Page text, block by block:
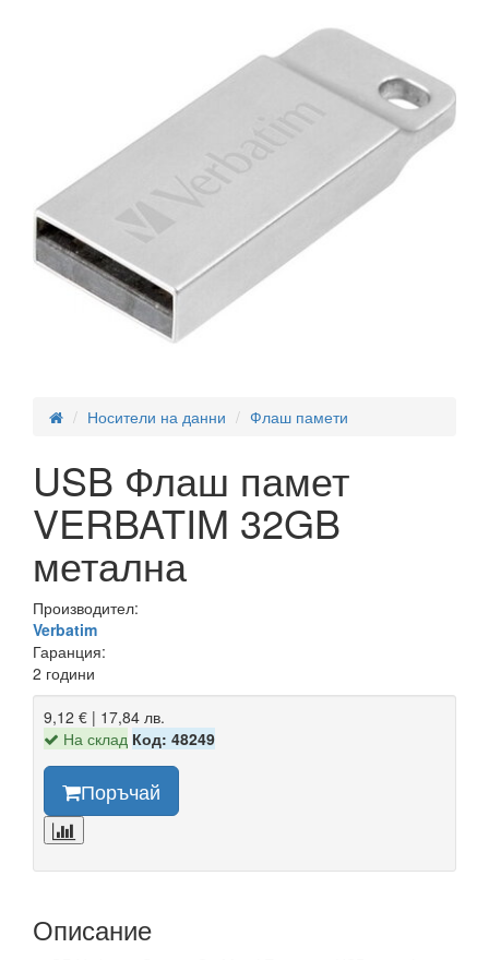
Носители на данни Флаш памети
USB Флаш памет
VERBATIM 32GB
метална
Производител:
Verbatim
Гаранция:
2 години
9,12 € | 17,84 лв.
На склад Код: 48249
Поръчай
Описание